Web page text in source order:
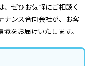
ぜひお気軽にご相談く
ナンス合同会社が、お客
をお届けいたします。